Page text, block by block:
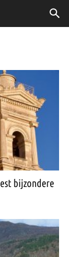
bijzondere